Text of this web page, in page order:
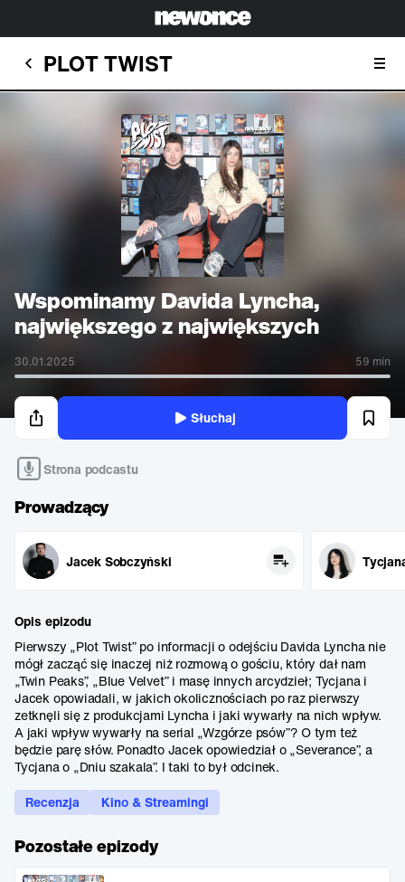
PLOT TWIST
Wspominamy Davida Lyncha,
największego z największych
30.01.2025 59 min
Słuchaj
Strona podcastu
Prowadzący
Jacek Sobczyński
Opis epizodu
Pierwszy „Plot Twist” po informacji o odejściu Davida Lyncha nie
mógł zacząć się inaczej niż rozmową o gościu, który dał nam
„Twin Peaks”, „Blue Velvet” i masę innych arcydzieł; Tycjana i
Jacek opowiadali, w jakich okolicznościach po raz pierwszy
zetknęli się z produkcjami Lyncha i jaki wywarły na nich wpływ.
A jaki wpływ wywarły na serial „Wzgórze psów”? O tym też
będzie parę słów. Ponadto Jacek opowiedział o „Severance”, a
Tycjana o „Dniu szakala”. I taki to był odcinek.
Recenzja
Kino & Streamingi
Pozostałe epizody